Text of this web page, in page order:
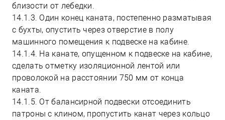
близости от лебедки.
14.1.3. Один конец каната, постепенно разматывая
с бухты, опустить через отверстие в полу
машинного помещения к подвеске на кабине.
14.1.4. На канате, опущенном к подвеске на кабине,
сделать отметку изоляционной лентой или
проволокой на расстоянии 750 мм от конца
каната.
14.1.5. От балансирной подвески отсоединить
патроны с клином, пропустить канат через кольцо